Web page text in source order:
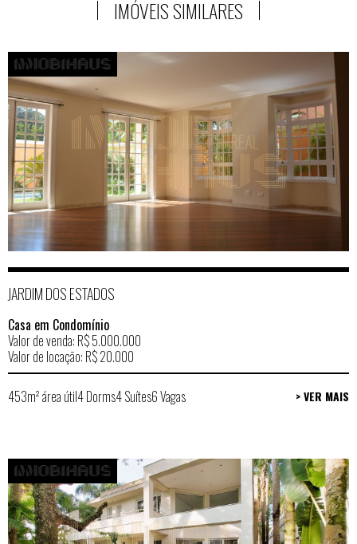
IMÓVEIS SIMILARES
JARDIM DOS ESTADOS
Casa em Condomínio
Valor de venda: R$ 5.000.000
Valor de locação: R$ 20.000
453m² área útil4 Dorms4 Suítes6 Vagas > VER MAIS